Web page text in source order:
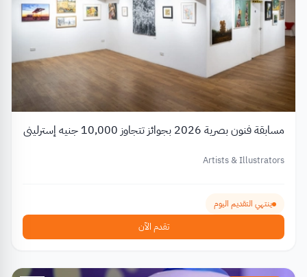
مسابقة فنون بصرية 2026 بجوائز تتجاوز 10,000 جنيه إسترليني
Artists & Illustrators
ينتهي التقديم اليوم
تقدم الآن